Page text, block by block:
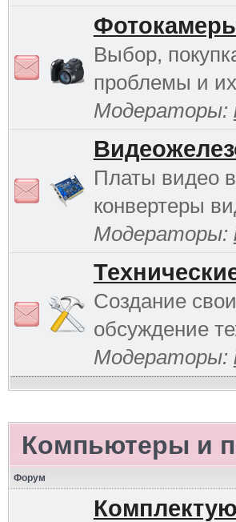
Выбор,
проблемы и
Модераторы:
Платы видео
конвертеры
Модераторы:
Создание
обсуждение
Модераторы:
Компьютеры и
Форум